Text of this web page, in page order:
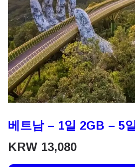
베트남 – 1일 2GB – 5일
KRW 13,080